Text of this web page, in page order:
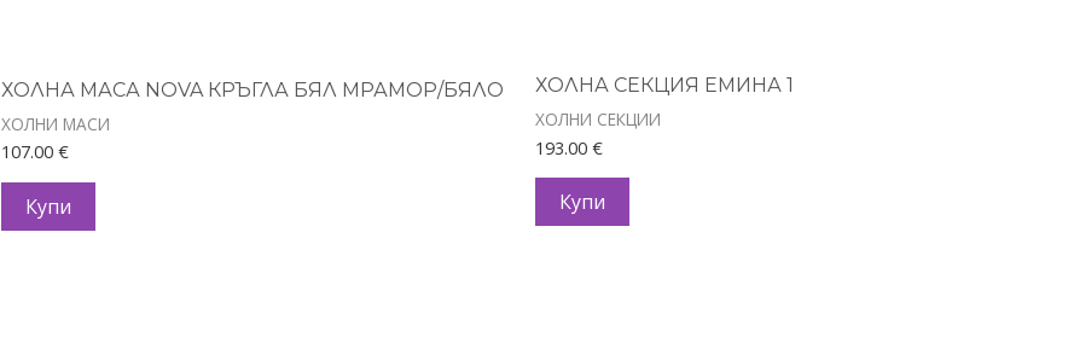
ХОЛНА МАСА NOVA КРЪГЛА БЯЛ МРАМОР/БЯЛО
ХОЛНИ МАСИ
107.00€
Купи
ХОЛНА СЕКЦИЯ ЕМИНА 1
ХОЛНИ СЕКЦИИ
193.00 €
Купи